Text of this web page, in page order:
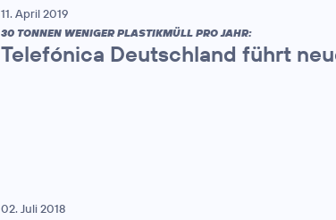
11. April 2019
30 TONNEN WENIGER PLASTIKMÜLL PRO JAHR:
Telefónica Deutschland führt
02. Juli 2018